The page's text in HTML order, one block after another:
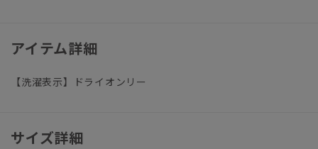
アイテム詳細
【洗濯表示】ドライオンリー
サイズ詳細